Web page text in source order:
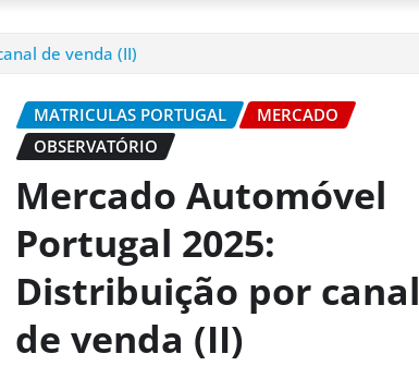
de venda (II)
MATRICULAS PORTUGAL
MERCADO
OBSERVATÓRIO
Mercado Automóvel
Portugal 2025:
Distribuição por canal
de venda (II)